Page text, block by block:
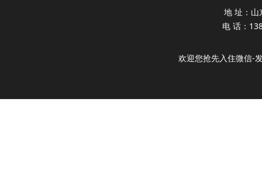
地 址：
电 话：
欢迎您抢先入住微信-